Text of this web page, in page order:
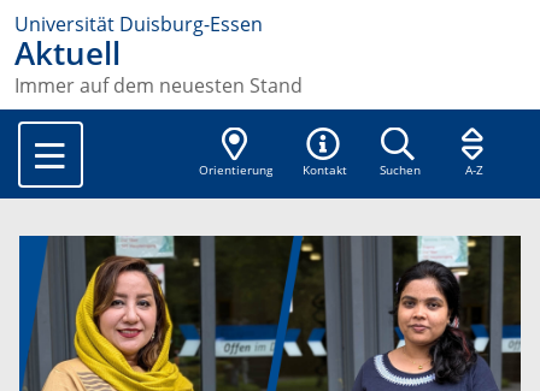
Universität Duisburg-Essen
Aktuell
Immer auf dem neuesten Stand
Orientierung Kontakt Suchen A-Z